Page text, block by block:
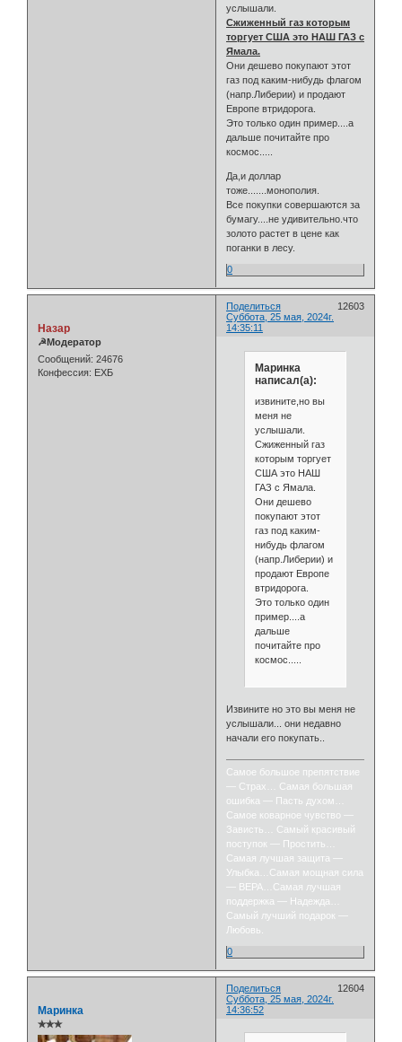
услышали.
Сжиженный газ которым
торгует США это НАШ ГАЗ с
Ямала.
Они дешево покупают этот
газ под каким-нибудь флагом
(напр.Либерии) и продают
Европе втридорога.
Это только один пример....а
дальше почитайте про
космос.....
Да,и доллар
тоже.......монополия.
Все покупки совершаются за
бумагу....не удивительно.что
золото растет в цене как
поганки в лесу.
0
Поделиться
12603
Суббота, 25 мая, 2024г.
14:35:11
Назар
☭Модератор
Сообщений: 24676
Конфессия: ЕХБ
Маринка
написал(а):
извините,но вы
меня не
услышали.
Сжиженный газ
которым торгует
США это НАШ
ГАЗ с Ямала.
Они дешево
покупают этот
газ под каким-
нибудь флагом
(напр.Либерии) и
продают Европе
втридорога.
Это только один
пример....а
дальше
почитайте про
космос.....
Извините но это вы меня не
услышали... они недавно
начали его покупать..
Самое большое препятствие
— Страх… Самая большая
ошибка — Пасть духом…
Самое коварное чувство —
Зависть… Самый красивый
поступок — Простить…
Самая лучшая защита —
Улыбка…Самая мощная сила
— ВЕРА…Самая лучшая
поддержка — Надежда…
Самый лучший подарок —
Любовь.
0
Поделиться
12604
Суббота, 25 мая, 2024г.
14:36:52
Маринка
✯✯✯